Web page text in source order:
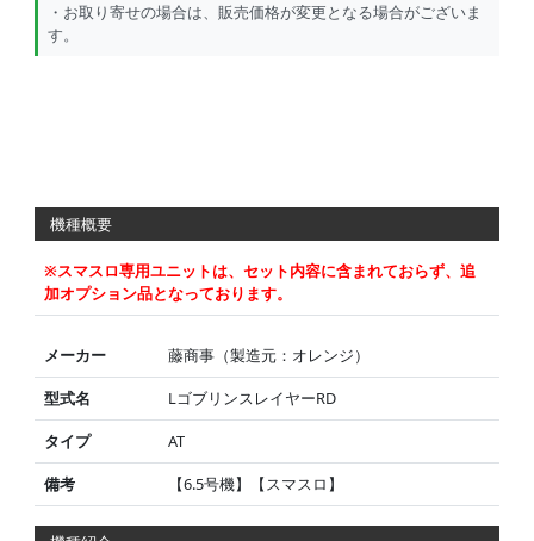
・お取り寄せの場合は、販売価格が変更となる場合がございま
す。
機種概要
※スマスロ専用ユニットは、セット内容に含まれておらず、追
加オプション品となっております。
メーカー
藤商事（製造元：オレンジ）
型式名
LゴブリンスレイヤーRD
タイプ
AT
備考
【6.5号機】【スマスロ】